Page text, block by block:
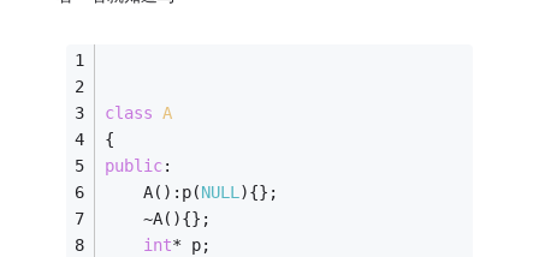
class A
{
public:
    A():p(
NULL){};
    ~A(){};
int* p;